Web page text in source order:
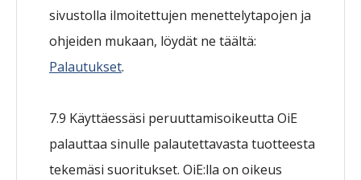
sivustolla ilmoitettujen menettelytapojen ja
ohjeiden mukaan, löydät ne täältä:
Palautukset.
7.9 Käyttäessäsi peruuttamisoikeutta OiE
palauttaa sinulle palautettavasta tuotteesta
tekemäsi suoritukset. OiE:lla on oikeus